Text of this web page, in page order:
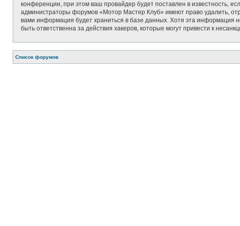
конференции, при этом ваш провайдер будет поставлен в известность,
администраторы форумов «Мотор Мастер Клуб» имеют право удалить,
вами информация будет храниться в базе данных. Хотя эта
быть ответственна за действия хакеров, которые могут привести к
Список форумов